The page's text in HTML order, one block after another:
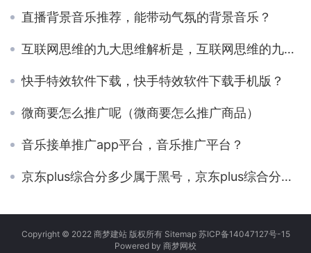
直播背景音乐推荐，能带动气氛的背景音乐？
互联网思维的九大思维解析是，互联网思维的九大思维举例？
快手特效软件下载，快手特效软件下载手机版？
微商要怎么推广呢（微商要怎么推广商品）
音乐接单推广app平台，音乐推广平台？
京东plus综合分多少属于黑号，京东plus综合分多少算高？
Copyright © 2022 商梦建站 版权所有 Sitemap 苏ICP备14047127号-15
Powered by 商梦网校